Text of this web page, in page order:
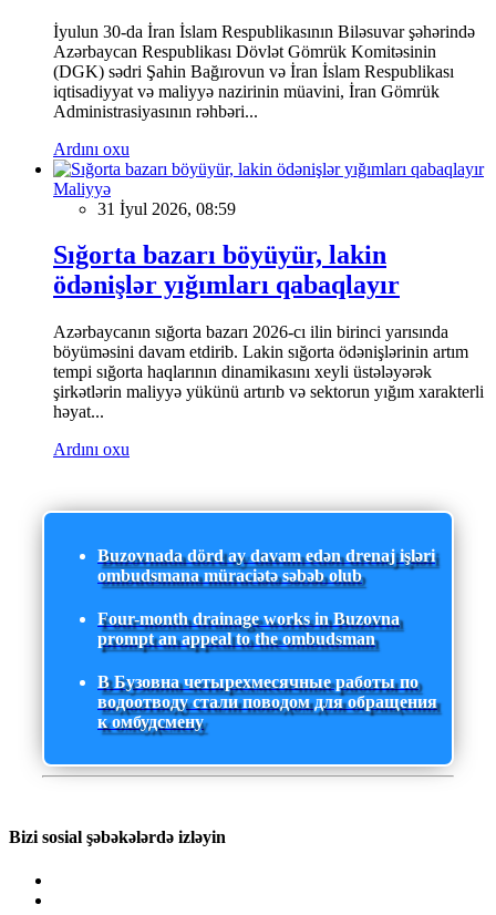
İyulun 30-da İran İslam Respublikasının Biləsuvar şəhərində
Azərbaycan Respublikası Dövlət Gömrük Komitəsinin
(DGK) sədri Şahin Bağırovun və İran İslam Respublikası
iqtisadiyyat və maliyyə nazirinin müavini, İran Gömrük
Administrasiyasının rəhbəri...
Ardını oxu
Maliyyə
31 İyul 2026, 08:59
Sığorta bazarı böyüyür, lakin
ödənişlər yığımları qabaqlayır
Azərbaycanın sığorta bazarı 2026-cı ilin birinci yarısında
böyüməsini davam etdirib. Lakin sığorta ödənişlərinin artım
tempi sığorta haqlarının dinamikasını xeyli üstələyərək
şirkətlərin maliyyə yükünü artırıb və sektorun yığım xarakterli
həyat...
Ardını oxu
Buzovnada dörd ay davam edən drenaj işləri
ombudsmana müraciətə səbəb olub
Four-month drainage works in Buzovna
prompt an appeal to the ombudsman
В Бузовна четырехмесячные работы по
водоотводу стали поводом для обращения
к омбудсмену
Bizi sosial şəbəkələrdə izləyin